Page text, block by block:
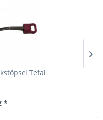
Tefal
*